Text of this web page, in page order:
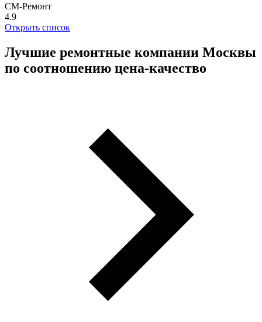
СМ-Ремонт
4.9
Открыть список
Лучшие ремонтные компании Москвы
по соотношению цена-качество